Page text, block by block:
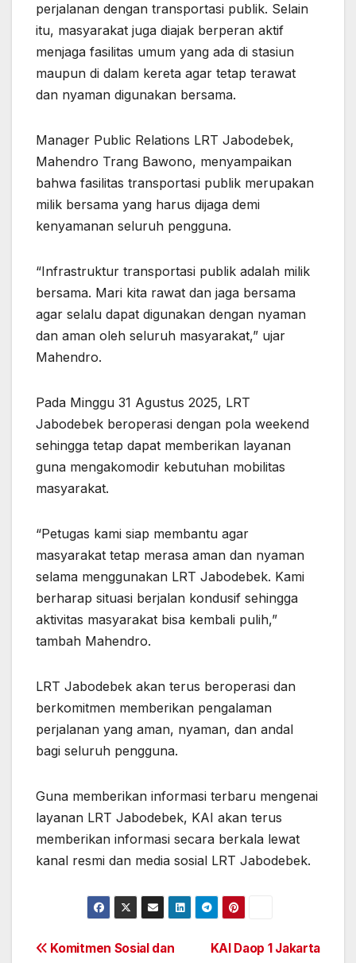
perjalanan dengan transportasi publik. Selain
itu, masyarakat juga diajak berperan aktif
menjaga fasilitas umum yang ada di stasiun
maupun di dalam kereta agar tetap terawat
dan nyaman digunakan bersama.
Manager Public Relations LRT Jabodebek,
Mahendro Trang Bawono, menyampaikan
bahwa fasilitas transportasi publik merupakan
milik bersama yang harus dijaga demi
kenyamanan seluruh pengguna.
“Infrastruktur transportasi publik adalah milik
bersama. Mari kita rawat dan jaga bersama
agar selalu dapat digunakan dengan nyaman
dan aman oleh seluruh masyarakat,” ujar
Mahendro.
Pada Minggu 31 Agustus 2025, LRT
Jabodebek beroperasi dengan pola weekend
sehingga tetap dapat memberikan layanan
guna mengakomodir kebutuhan mobilitas
masyarakat.
“Petugas kami siap membantu agar
masyarakat tetap merasa aman dan nyaman
selama menggunakan LRT Jabodebek. Kami
berharap situasi berjalan kondusif sehingga
aktivitas masyarakat bisa kembali pulih,”
tambah Mahendro.
LRT Jabodebek akan terus beroperasi dan
berkomitmen memberikan pengalaman
perjalanan yang aman, nyaman, dan andal
bagi seluruh pengguna.
Guna memberikan informasi terbaru mengenai
layanan LRT Jabodebek, KAI akan terus
memberikan informasi secara berkala lewat
kanal resmi dan media sosial LRT Jabodebek.
Post
KAI Daop 1 Jakarta
Komitmen Sosial dan